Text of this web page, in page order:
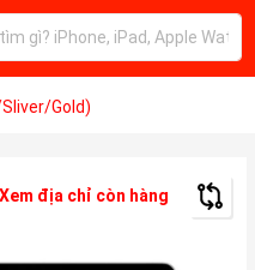
Gold)
Xem địa chỉ còn hàng